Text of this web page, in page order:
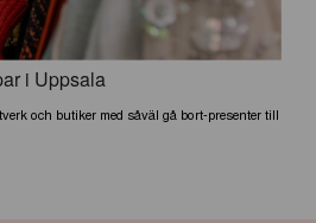
i Uppsala
och butiker med såväl gå bort-presenter till